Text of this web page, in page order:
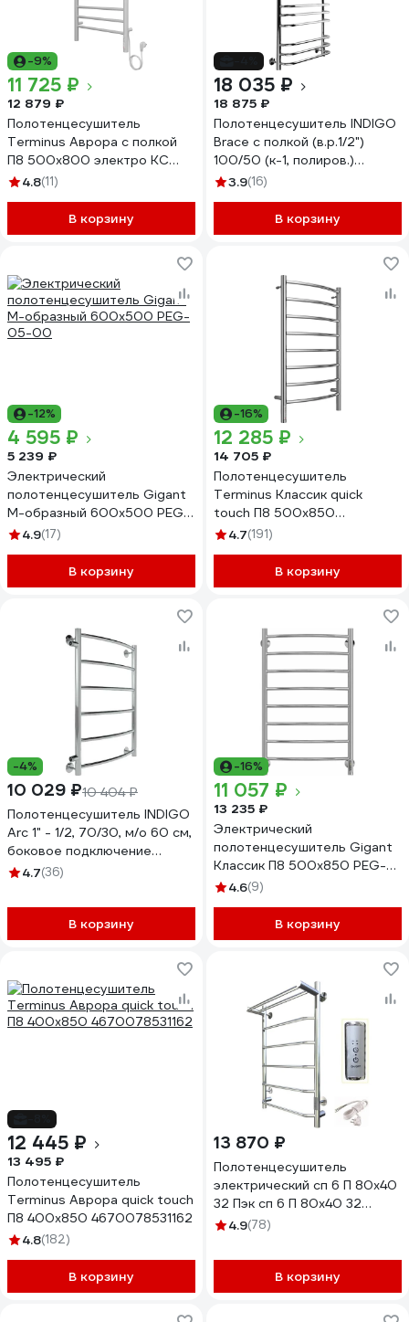
-9%
11 725 ₽
12 879 ₽
Полотенцесушитель
Terminus Аврора с полкой
П8 500x800 электро КС
9003 матовый
4.8(11)
В корзину
18 035 ₽
18 875 ₽
Полотенцесушитель INDIGO
Brace с полкой (в.р.1/2")
100/50 (к-1, полиров.)
LBCW100-50P
3.9(16)
В корзину
-12%
4 595 ₽
5 239 ₽
Электрический
полотенцесушитель Gigant
М-образный 600x500 PEG-
05-00
4.9(17)
В корзину
-16%
12 285 ₽
14 705 ₽
Полотенцесушитель
Terminus Классик quick
touch П8 500x850
4670078531360
4.7(191)
В корзину
-4%
10 029 ₽10 404 ₽
Полотенцесушитель INDIGO
Arc 1" - 1/2, 70/30, м/о 60 см,
боковое подключение
LASW70-30-б/п-60
4.7(36)
В корзину
-16%
11 057 ₽
13 235 ₽
Электрический
полотенцесушитель Gigant
Классик П8 500x850 PEG-
10-00
4.6(9)
В корзину
12 445 ₽
13 495 ₽
Полотенцесушитель
Terminus Аврора quick touch
П8 400x850 4670078531162
4.8(182)
В корзину
13 870 ₽
Полотенцесушитель
электрический сп 6 П 80х40
32 Пэк сп 6 П 80х40 32
Тругор 00267363 00-
4.9(78)
В корзину